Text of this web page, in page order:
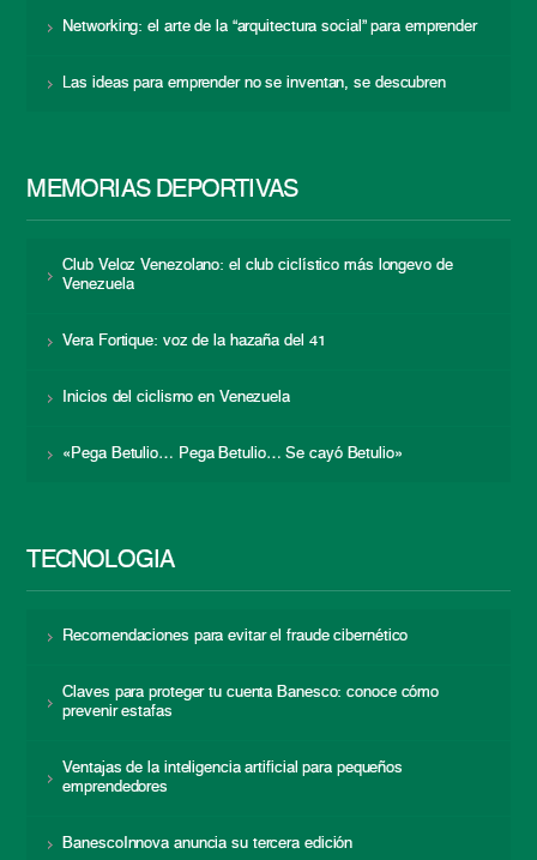
Networking: el arte de la “arquitectura social” para emprender
Las ideas para emprender no se inventan, se descubren
MEMORIAS DEPORTIVAS
Club Veloz Venezolano: el club ciclístico más longevo de
Venezuela
Vera Fortique: voz de la hazaña del 41
Inicios del ciclismo en Venezuela
«Pega Betulio… Pega Betulio… Se cayó Betulio»
TECNOLOGÍA
Recomendaciones para evitar el fraude cibernético
Claves para proteger tu cuenta Banesco: conoce cómo
prevenir estafas
Ventajas de la inteligencia artificial para pequeños
emprendedores
BanescoInnova anuncia su tercera edición